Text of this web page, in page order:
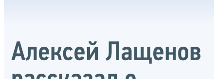
Алексей Лащенов